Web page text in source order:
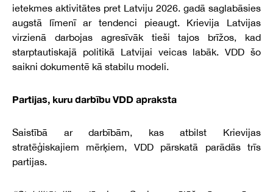
ietekmes aktivitātes pret Latviju 2026. gadā saglabāsies
augstā līmenī ar tendenci pieaugt. Krievija Latvijas
virzienā darbojas agresīvāk tieši tajos brīžos, kad
starptautiskajā politikā Latvijai veicas labāk. VDD šo
saikni dokumentē kā stabilu modeli.
Partijas, kuru darbību VDD apraksta
Saistībā ar darbībām, kas atbilst Krievijas
stratēģiskajiem mērķiem, VDD pārskatā parādās trīs
partijas.